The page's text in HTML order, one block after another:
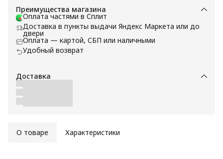
Преимущества магазина
Оплата частями в Сплит
Доставка в пункты выдачи Яндекс Маркета или до
двери
Оплата — картой, СБП или наличными
Удобный возврат
Доставка
О товаре Характеристики